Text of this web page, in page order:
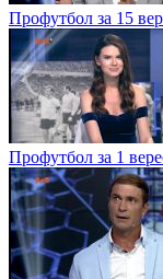
Профутбол за 15
Профутбол за 1